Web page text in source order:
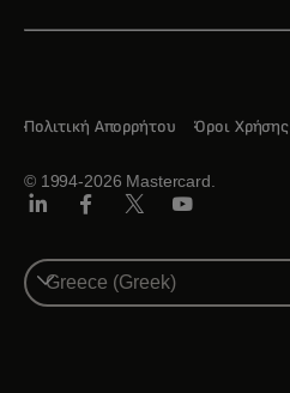
© 1994-2026 Mastercard.
Πολιτική Απορρήτου Όροι Χρήσης
Select
a
country